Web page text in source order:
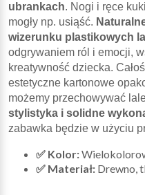
ubrankach. Nogi i ręce
mogły np. usiąść.
wizerunku plastikowych
odgrywaniem ról i emocji,
kreatywność dziecka.
estetyczne kartonowe
możemy przechowywać
stylistyka i solidne
zabawka będzie w użyciu
✅ Kolor:
✅ Materiał: Drewno,